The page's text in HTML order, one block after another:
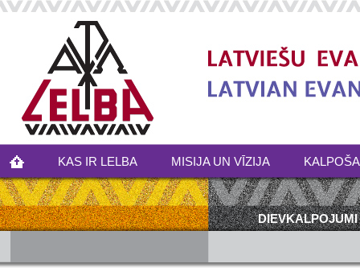
KAS IR LELBA MISIJA UN VĪZIJA
DIEVKALPOJUMI